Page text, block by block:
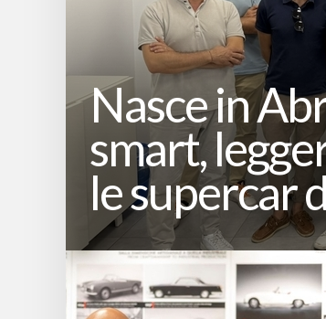
Nasce in
smart,
le supercar